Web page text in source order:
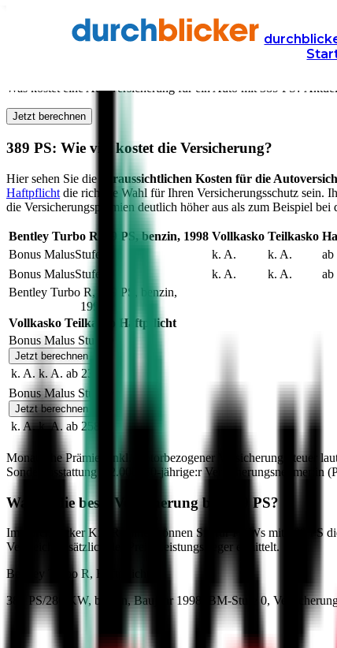
Autoversicherung
Was kostet eine Autoversicherung für ein Auto mit389 PS?
Jetzt berechnen
389 PS: Wie viel kostet die Versicherung?
Hier sehen Sie die voraussichtlichen Kosten für die
Haftpflicht die richtige Wahl für Ihren Versicherungsschutz sein.
die Versicherungsprämien deutlich höher aus als zum Beispiel bei
Bentley Turbo R PS, benzin, 1998 Vollkasko Teilkasko
Bonus MalusStufe k. A. k. A. ab
Bonus MalusStufe k. A. k. A. ab
Bentley Turbo R, PS, benzin,
1998
Vollkasko Teilkasko
Haftpflicht
Bonus Malus Stufe
Jetzt berechnen
k. A. k. A. ab 233 €
Bonus Malus Stufe
Jetzt berechnen
k. A. k. A. ab 258 €
Monatliche Prämien inkl. motorbezogener Versicherungssteuer
Sonderausstattung € 2.000 30-jährige:rVersicherungsnehmer:in
Was ist die beste Versicherung bei PS?
Im durchblicker Kfz-Rechner können Sie für PKWs mit
PS
Vergleich zusätzlich der Preis-Leistungssieger ermittelt.
Bentley
Turbo R, Haftpflicht
389
PS/286 KW, benzin , Baujahr1998 BM-Stufe 0,